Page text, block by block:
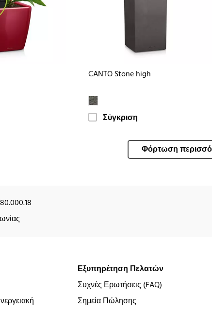
CANTO Stone high
Σύγκριση
Φόρτωση
Εξυπηρέτηση Πελατών
Συχνές Ερωτήσεις (FAQ)
Σημεία Πώλησης